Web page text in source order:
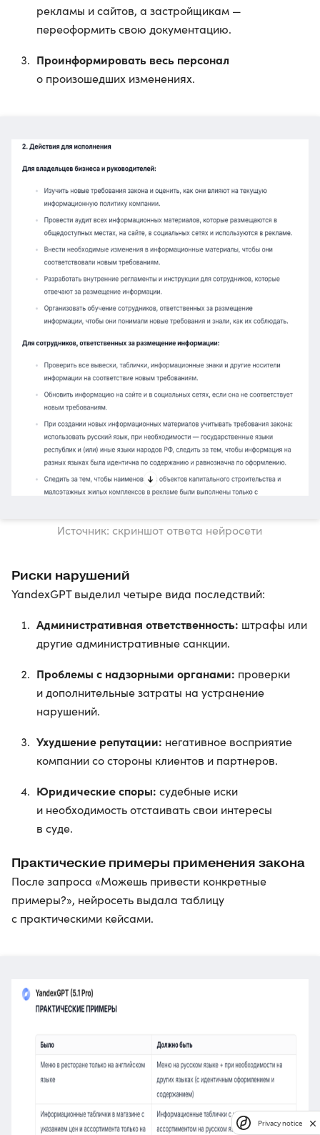
рекламы и сайтов, а застройщикам —
переоформить свою документацию.
Проинформировать весь персонал
о произошедших изменениях.
Источник: скриншот ответа нейросети
Риски нарушений
YandexGPT выделил четыре вида последствий:
Административная ответственность: штрафы или
другие административные санкции.
Проблемы с надзорными органами: проверки
и дополнительные затраты на устранение
нарушений.
Ухудшение репутации: негативное восприятие
компании со стороны клиентов и партнеров.
Юридические споры: судебные иски
и необходимость отстаивать свои интересы
в суде.
Практические примеры применения закона
После запроса «Можешь привести конкретные
примеры?», нейросеть выдала таблицу
с практическими кейсами.
Privacy notice